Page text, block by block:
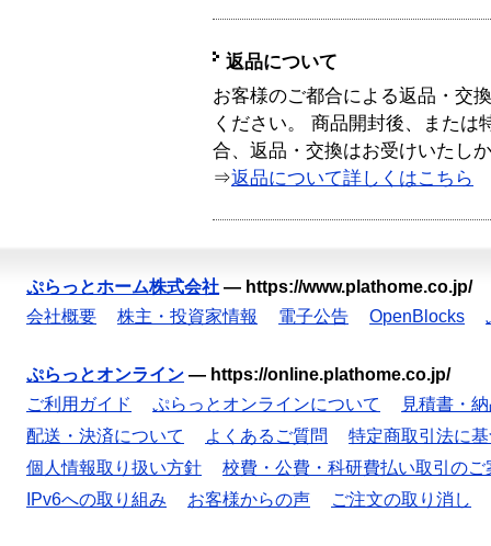
返品について
お客様のご都合による返品・交
ください。 商品開封後、または
合、返品・交換はお受けいたし
⇒返品について詳しくはこちら
ぷらっとホーム株式会社 — https://www.plathome.co.jp/
会社概要
株主・投資家情報 電子公告 OpenBlocks
ぷらっとオンライン — https://online.plathome.co.jp/
ご利用ガイド
ぷらっとオンラインについて
見積書・
配送・決済について
よくあるご質問
特定商取引法に
個人情報取り扱い方針
校費・公費・科研費払い取引のご
IPv6への取り組み
お客様からの声 ご注文の取り消し